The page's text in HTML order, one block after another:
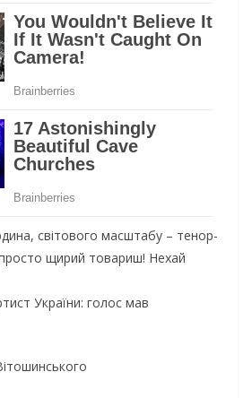
світового масштабу – тенор-
щирий товариш! Нехай
України: голос мав